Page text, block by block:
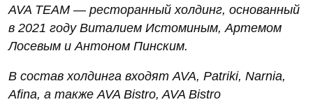
AVA TEAM — ресторанный холдинг, основанный
в 2021 году Виталием Истоминым, Артемом
Лосевым и Антоном Пинским.
В состав холдинга входят AVA, Patriki, Narnia,
Afina, а также AVA Bistro, AVA Bistro